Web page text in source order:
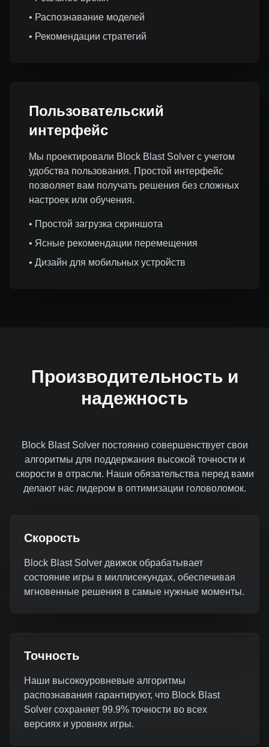
• Распознавание моделей
• Рекомендации стратегий
Пользовательский
интерфейс
Мы проектировали Block Blast Solver с учетом
удобства пользования. Простой интерфейс
позволяет вам получать решения без сложных
настроек или обучения.
• Простой загрузка скриншота
• Ясные рекомендации перемещения
• Дизайн для мобильных устройств
Производительность и
надежность
Block Blast Solver постоянно совершенствует свои
алгоритмы для поддержания высокой точности и
скорости в отрасли. Наши обязательства перед вами
делают нас лидером в оптимизации головоломок.
Скорость
Block Blast Solver движок обрабатывает
состояние игры в миллисекундах, обеспечивая
мгновенные решения в самые нужные моменты.
Точность
Наши высокоуровневые алгоритмы
распознавания гарантируют, что Block Blast
Solver сохраняет 99.9% точности во всех
версиях и уровнях игры.